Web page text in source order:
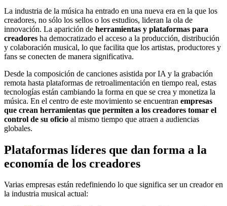
La industria de la música ha entrado en una nueva era en la que los
creadores, no sólo los sellos o los estudios, lideran la ola de
innovación. La aparición de herramientas y plataformas para
creadores ha democratizado el acceso a la producción, distribución
y colaboración musical, lo que facilita que los artistas, productores y
fans se conecten de manera significativa.
Desde la composición de canciones asistida por IA y la grabación
remota hasta plataformas de retroalimentación en tiempo real, estas
tecnologías están cambiando la forma en que se crea y monetiza la
música. En el centro de este movimiento se encuentran empresas
que crean herramientas que permiten a los creadores tomar el
control de su oficio al mismo tiempo que atraen a audiencias
globales.
Plataformas líderes que dan forma a la
economía de los creadores
Varias empresas están redefiniendo lo que significa ser un creador en
la industria musical actual: